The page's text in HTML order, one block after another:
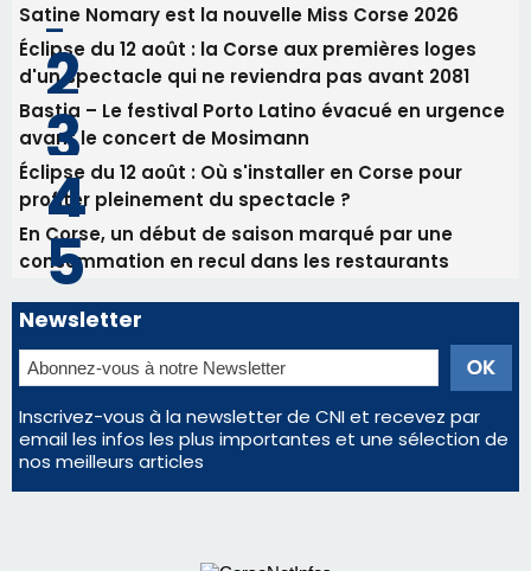
Newsletter
Inscrivez-vous à la newsletter de CNI et recevez par
email les infos les plus importantes et une sélection de
nos meilleurs articles
Régie publicitaire
Nous contacter
© 2026 corsenetinfos